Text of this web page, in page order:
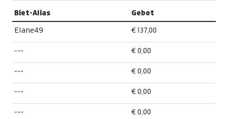
Biet-Alias Gebot
Elane49 € 137,00
--- € 0,00
--- € 0,00
--- € 0,00
--- € 0,00